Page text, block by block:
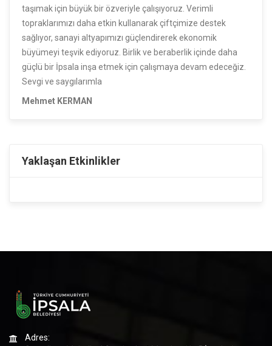
taşımak için büyük bir özveriyle çalışıyoruz. Verimli
topraklarımızı daha etkin kullanarak çiftçimize destek
sağlıyor, sanayi altyapımızı güçlendirerek ekonomik
büyümeyi teşvik ediyoruz. Birlik ve beraberlik içinde daha
güçlü bir İpsala inşa etmek için çalışmaya devam edeceğiz.
Sevgi ve saygılarımla
Mehmet KERMAN
Yaklaşan Etkinlikler
Adres: